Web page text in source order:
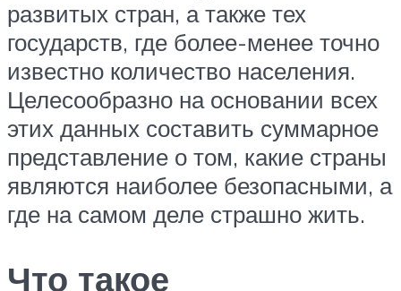
развитых стран, а также тех
государств, где более-менее точно
известно количество населения.
Целесообразно на основании всех
этих данных составить суммарное
представление о том, какие страны
являются наиболее безопасными, а
где на самом деле страшно жить.
Что такое